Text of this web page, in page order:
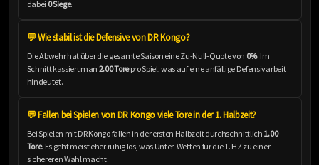
dabei 0 Siege.
💬 Wie stabil ist die Defensive von DR Kongo?
Die Abwehr hat über die gesamte Saison eine Zu-Null-Quote von 0%. Im
Schnitt kassiert man 2.00 Torepro Spiel, was auf eine anfällige Defensivarbeit
hindeutet.
💬 Fallen bei Spielen von DR Kongo viele Tore in der 1. Halbzeit?
Bei Spielen mit DR Kongo fallen in der ersten Halbzeit durchschnittlich 1.00
Tore. Es geht meist eher ruhig los, was Unter-Wetten für die 1. HZ zu einer
sichereren Wahl macht.